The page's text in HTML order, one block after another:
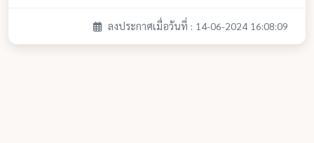
ลงประกาศเมื่อวันที่ : 14-06-2024 16:08:09